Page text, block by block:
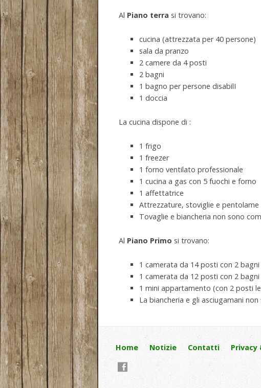
Al Piano terra si trovano:
cucina (attrezzata per 40 persone)
sala da pranzo
2 camere da 4 posti
2 bagni
1 bagno per persone disabilI
1 doccia
La cucina dispone di :
1 frigo
1 freezer
1 forno ventilato professionale
1 cucina a gas con 5 fuochi e forno
1 affettatrice
Attrezzature, stoviglie e
Tovaglie e biancheria non sono
Al Piano Primo si trovano:
1 camerata da 14 posti con 2 bagni
1 camerata da 12 posti con 2
1 mini appartamento (con 2 posti
La biancheria e gli asciugamani
Home Notizie Contatti Privacy